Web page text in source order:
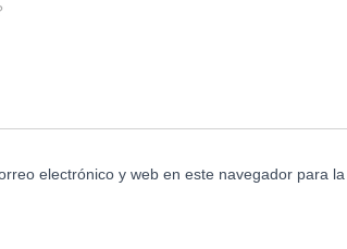
electrónico y web en este navegador para